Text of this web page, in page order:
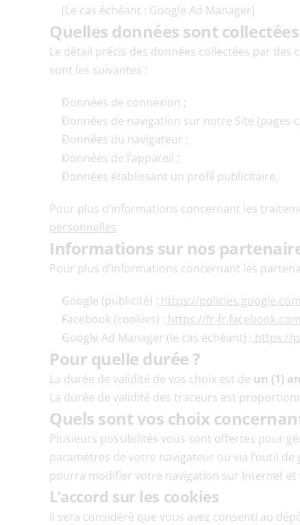
(Le cas échéant : Google Ad Manager)
Quelles données sont collectées
Le détail précis des données collectées par
sont les suivantes :
Données de connexion ;
Données de navigation sur notre Site (pages
Données du navigateur ;
Données de l’appareil ;
Données établissant un profil publicitaire.
Pour plus d’informations concernant les
personnelles
Informations sur nos
Pour plus d’informations concernant les
Google (publicité) : https://
Facebook (cookies) : https://fr-
Google Ad Manager (le cas échéant) : https://
Pour quelle durée ?
La durée de validité de vos choix est de un (1) an
La durée de validité des traceurs est
Quels sont vos choix
Plusieurs possibilités vous sont offertes pour
paramètres de votre navigateur ou via l’outil
pourra modifier votre navigation sur Internet et
L’accord sur les cookies
Il sera considéré que vous avez consenti au